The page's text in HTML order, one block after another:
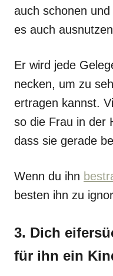
auch schonen
es auch
Er wird jede
necken, um zu
ertragen kannst.
so die Frau in der
dass sie gerade
Wenn du ihn
besten ihn zu
3. Dich
für ihn ein